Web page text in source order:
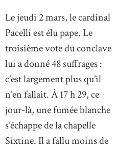
Le jeudi 2 mars, le cardinal
Pacelli est élu pape. Le
troisième vote du conclave
lui a donné 48 suffrages :
c’est largement plus qu’il
n’en fallait. À 17 h 29, ce
jour-là, une fumée blanche
s’échappe de la chapelle
Sixtine. Il a fallu moins de